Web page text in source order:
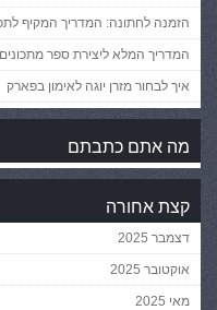
הזמנה לחתונה: המדריך המקיף
המדריך המלא ליצירת ספר
איך לבחור מזרן יוגה לאימון בפארק
מה אתם כתבתם
קצת אחורה
דצמבר 2025
אוקטובר 2025
מאי 2025